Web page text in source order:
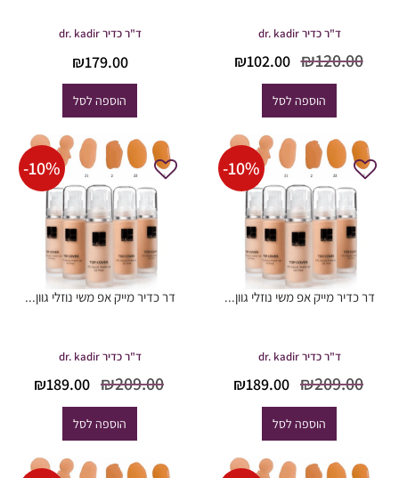
ד"ר כדיר dr. kadir
₪120.00
המחיר
היה:
₪120.00.
₪102.00
הוספה לסל
ד"ר כדיר dr. kadir
₪179.00
הוספה לסל
-10%
דר כדיר מייק אפ משי נוזלי גוון...
ד"ר כדיר dr. kadir
₪209.00
המחיר
היה:
₪209.00.
₪189.00
הוספה לסל
-10%
דר כדיר מייק אפ משי נוזלי גוון...
ד"ר כדיר dr. kadir
₪209.00
המחיר
היה:
₪209.00.
₪189.00
הוספה לסל